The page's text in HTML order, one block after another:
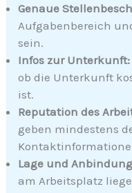
Genaue
Aufgabenbereich
sein.
Infos zur Unterkunft:
ob die Unterkunft
ist.
Reputation des
geben mindestens
Lage und
am Arbeitsplatz